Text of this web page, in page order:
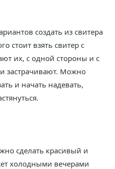
создать из свитера
стоит взять свитер с
их, с одной стороны и с
застрачивают. Можно
и начать надевать,
сделать красивый и
холодными вечерами